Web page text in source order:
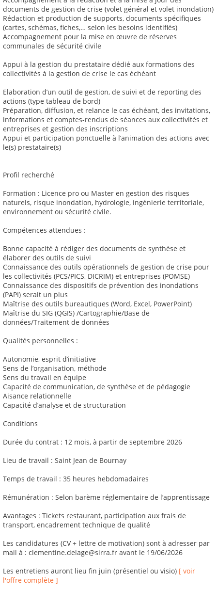
documents de gestion de crise (volet général et volet inondation)
Rédaction et production de supports, documents spécifiques
(cartes, schémas, fiches,… selon les besoins identifiés)
Accompagnement pour la mise en œuvre de réserves
communales de sécurité civile
Appui à la gestion du prestataire dédié aux formations des
collectivités à la gestion de crise le cas échéant
Elaboration d’un outil de gestion, de suivi et de reporting des
actions (type tableau de bord)
Préparation, diffusion, et relance le cas échéant, des invitations,
informations et comptes-rendus de séances aux collectivités et
entreprises et gestion des inscriptions
Appui et participation ponctuelle à l’animation des actions avec
le(s) prestataire(s)
Profil recherché
Formation : Licence pro ou Master en gestion des risques
naturels, risque inondation, hydrologie, ingénierie territoriale,
environnement ou sécurité civile.
Compétences attendues :
Bonne capacité à rédiger des documents de synthèse et
élaborer des outils de suivi
Connaissance des outils opérationnels de gestion de crise pour
les collectivités (PCS/PICS, DICRIM) et entreprises (POMSE)
Connaissance des dispositifs de prévention des inondations
(PAPI) serait un plus
Maîtrise des outils bureautiques (Word, Excel, PowerPoint)
Maîtrise du SIG (QGIS) /Cartographie/Base de
données/Traitement de données
Qualités personnelles :
Autonomie, esprit d’initiative
Sens de l’organisation, méthode
Sens du travail en équipe
Capacité de communication, de synthèse et de pédagogie
Aisance relationnelle
Capacité d’analyse et de structuration
Conditions
Durée du contrat : 12 mois, à partir de septembre 2026
Lieu de travail : Saint Jean de Bournay
Temps de travail : 35 heures hebdomadaires
Rémunération : Selon barème réglementaire de l’apprentissage
Avantages : Tickets restaurant, participation aux frais de
transport, encadrement technique de qualité
Les candidatures (CV + lettre de motivation) sont à adresser par
mail à : clementine.delage@sirra.fr avant le 19/06/2026
Les entretiens auront lieu fin juin (présentiel ou visio) [ voir
l'offre complète ]